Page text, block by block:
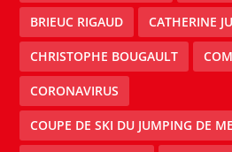
BRIEUC RIGAUD CATHERINE
CHRISTOPHE BOUGAULT
CORONAVIRUS
COUPE DE SKI DU JUMPING DE